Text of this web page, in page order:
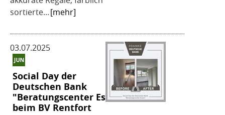
sortierte...[mehr]
03.07.2025
Social Day der
Deutschen Bank
"Beratungscenter Essen"
beim BV Rentfort